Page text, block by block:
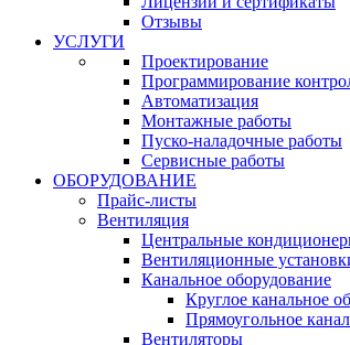
Отзывы
УСЛУГИ
Проектирование
Программирование
Автоматизация
Монтажные работы
Пуско-наладочные работы
Сервисные работы
ОБОРУДОВАНИЕ
Прайс-листы
Вентиляция
Центральные
Вентиляционные
Канальное оборудование
Круглое канальное
Прямоугольное
Вентиляторы